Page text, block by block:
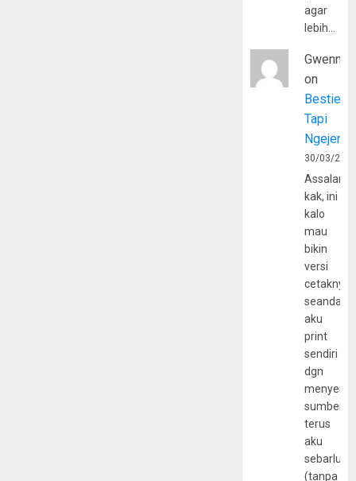
agar
lebih…
Gwenny
on
Bestie
Tapi
30/03/
kak, ini
kalo
mau
bikin
versi
cetaknya
aku
print
sendiri
dgn
sumber
terus
aku
(tanpa